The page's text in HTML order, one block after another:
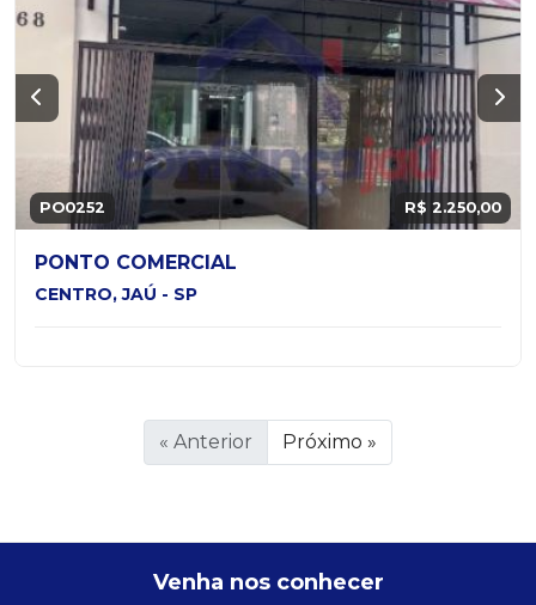
PO0252 R$ 2.250,00
PONTO COMERCIAL
CENTRO, JAÚ - SP
« Anterior Próximo »
Venha nos conhecer